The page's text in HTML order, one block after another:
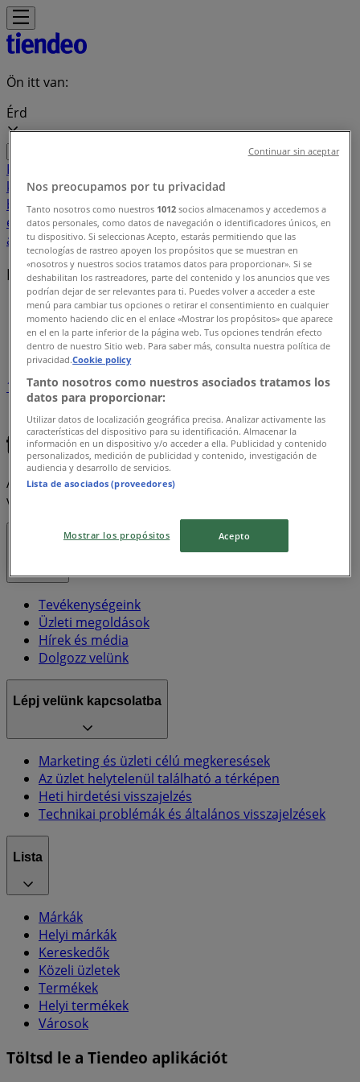
Ön itt van:
Érd
Featured
kiegészítőkElektronikaOtthon, kert és
barkácsolásGyógyszertárak és szépségSportGyermekek
és szabadidőAutók, motorkerékpárok és
alkatrészekÉttermekBankok és szolgáltatások
Helyi márkák
Tiendeo Érd-en»
Márkaindex
1
Xxl
Electrolux
A Tiendeo a Shopfully része - ez a technológiai vállalat
világszerte újragondolja a helyi vásárlást.
Tevékenységeink
Üzleti megoldások
Hírek és média
Dolgozz velünk
Lépj velünk kapcsolatba
Marketing és üzleti célú megkeresések
Az üzlet helytelenül található a térképen
Heti hirdetési visszajelzés
Technikai problémák és általános visszajelzések
Lista
Márkák
Helyi márkák
Kereskedők
Közeli üzletek
Termékek
Helyi termékek
Városok
Töltsd le a Tiendeo aplikációt
Nos preocupamos por tu privacidad
Tanto nosotros como nuestros 1012 socios almacenamos y accedemos a
datos personales, como datos de navegación o identificadores únicos, en
tu dispositivo. Si seleccionas Acepto, estarás permitiendo que las
tecnologías de rastreo apoyen los propósitos que se muestran en
«nosotros y nuestros socios tratamos datos para proporcionar». Si se
deshabilitan los rastreadores, parte del contenido y los anuncios que ves
podrían dejar de ser relevantes para ti. Puedes volver a acceder a este
menú para cambiar tus opciones o retirar el consentimiento en cualquier
momento haciendo clic en el enlace «Mostrar los propósitos» que aparece
en el en la parte inferior de la página web. Tus opciones tendrán efecto
dentro de nuestro Sitio web. Para saber más, consulta nuestra política de
privacidad.Cookie policy
Tanto nosotros como nuestros asociados tratamos los
datos para proporcionar:
Utilizar datos de localización geográfica precisa. Analizar activamente las
características del dispositivo para su identificación. Almacenar la
información en un dispositivo y/o acceder a ella. Publicidad y contenido
personalizados, medición de publicidad y contenido, investigación de
audiencia y desarrollo de servicios.
Lista de asociados (proveedores)
Mostrar los propósitos Acepto
Continuar sin aceptar